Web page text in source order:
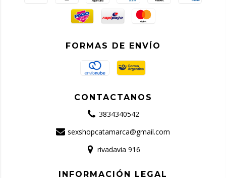
FORMAS DE ENVÍO
CONTACTANOS
3834340542
sexshopcatamarca@gmail.com
rivadavia 916
INFORMACIÓN LEGAL